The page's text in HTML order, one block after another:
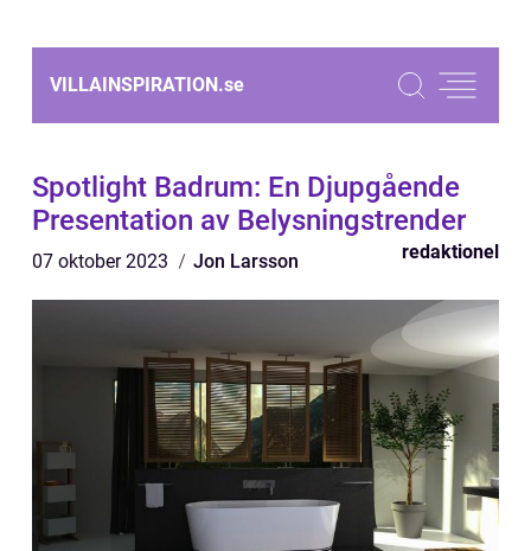
VILLAINSPIRATION.se
Spotlight Badrum: En Djupgående
Presentation av Belysningstrender
07 oktober 2023 Jon Larsson redaktionel